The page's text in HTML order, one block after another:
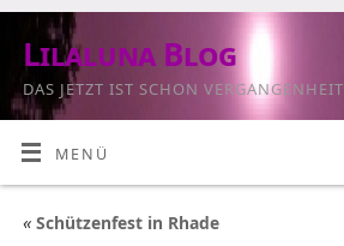
Lilaluna Blog
DAS JETZT IST SCHON VERGANGENHEIT
MENÜ
«Schützenfest in Rhade